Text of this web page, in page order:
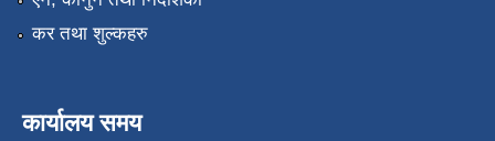
कर तथा शुल्कहरु
कार्यालय समय